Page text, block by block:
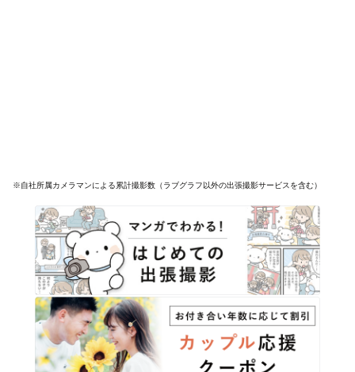
※自社所属カメラマンによる累計撮影数（ラブグラフ以外の出張撮影サービスを含む）